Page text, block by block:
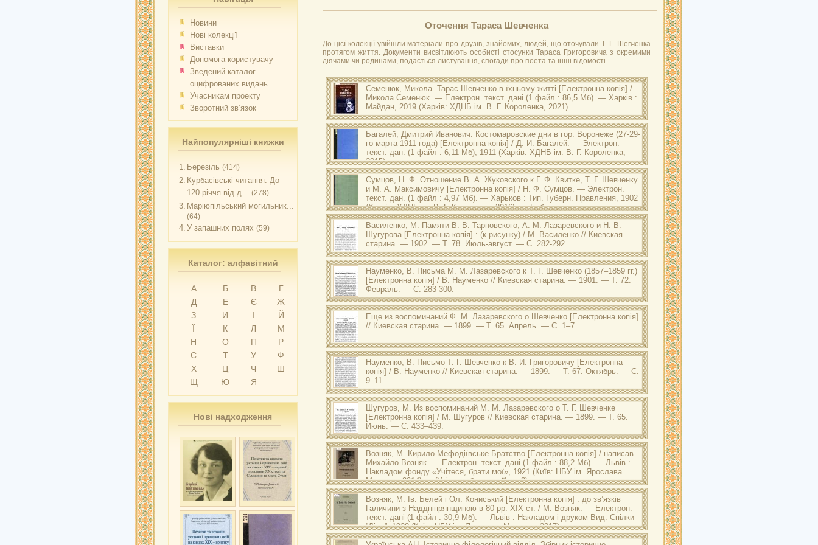
Новини
Нові колекції
Виставки
Допомога користувачу
Зведений каталог
оцифрованих видань
Учасникам проекту
Зворотний зв’язок
Найпопулярніші книжки
1. Березіль (414)
2. Курбасівські читання. До
120-річчя від д... (278)
3. Маріюпільський могильник...
(64)
4. У запашних полях (59)
Каталог: алфавітний
А Б В
Г
Д
Е Є
Ж
З
И І
Й
Ї
К Л
М
Н
О П
Р
С
Т У
Ф
Х
Ц Ч
Ш
Щ
Ю Я
Нові надходження
Оточення Тараса Шевченка
До цієї колекції увійшли матеріали про друзів, знайомих, людей, що оточували Т. Г. Шевченка
протягом життя. Документи висвітлюють особисті стосунки Тараса Григоровича з окремими
діячами чи родинами, подається листування, спогади про поета та інші відомості.
Семенюк, Микола. Тарас Шевченко в їхньому житті [Електронна копія] /
Микола Семенюк. — Електрон. текст. дані (1 файл : 86,5 Мб). — Харків :
Майдан, 2019 (Харків: ХДНБ ім. В. Г. Короленка, 2021).
Оригінал друкованого документу зберігається в ХДНБ ім. В. Г. Короленка: Семенюк М.
Тарас Шевченко в їхньому житті / Микола Семенюк. — Харків : Майдан, 2019. – 265 с. :
іл.
Багалей, Дмитрий Иванович. Костомаровские дни в гор. Воронеже (27-29-
го марта 1911 года) [Електронна копія] / Д. И. Багалей. — Электрон.
текст. дан. (1 файл : 6,11 Мб), 1911 (Харків: ХДНБ ім. В. Г. Короленка,
2015).
Оригінал друкованого документу зберігається в ХДНБ ім. В. Г. Короленка: Багалей Д.
И. Костомаровские дни в гор. Воронеже (27-29-го марта 1911 года) / Д. И. Багалей. –
Харьков : тип. ”Печат. дело”, 1911. – 12 с.
Сумцов, Н. Ф. Отношение В. А. Жуковского к Г. Ф. Квитке, Т. Г. Шевченку
и М. А. Максимовичу [Електронна копія] / Н. Ф. Сумцов. — Электрон.
текст. дан. (1 файл : 4,97 Мб). — Харьков : Тип. Губерн. Правления, 1902
(Харків: ХДНБ ім. В. Г. Короленка, 2016). — Библиогр. в подстроч.
примеч.
Оригінал друкованого документу зберігається в ХДНБ ім. В. Г. Короленка: Сумцов Н.
Ф. Отношение В. А. Жуковского к Г. Ф. Квитке, Т. Г. Шевченко и М. А. Максимовичу / Н.
Ф. Сумцов. – Харків : Тип. Губерн. Правления, 1902. – [2], 7 с.
Василенко, М. Памяти В. В. Тарновского, А. М. Лазаревского и Н. В.
Шугурова [Електронна копія] : (к рисунку) / М. Василенко // Киевская
старина. — 1902. — Т. 78. Июль-август. — С. 282-292.
Науменко, В. Письма М. М. Лазаревского к Т. Г. Шевченко (1857–1859 гг.)
[Електронна копія] / В. Науменко // Киевская старина. — 1901. — Т. 72.
Февраль. — С. 283-300.
Еще из воспоминаний Ф. М. Лазаревского о Шевченко [Електронна копія]
// Киевская старина. — 1899. — Т. 65. Апрель. — С. 1–7.
Науменко, В. Письмо Т. Г. Шевченко к В. И. Григоровичу [Електронна
копія] / В. Науменко // Киевская старина. — 1899. — Т. 67. Октябрь. — С.
9–11.
Шугуров, М. Из воспоминаний М. М. Лазаревского о Т. Г. Шевченке
[Електронна копія] / М. Шугуров // Киевская старина. — 1899. — Т. 65.
Июнь. — С. 433–439.
Возняк, М. Кирило-Мефодіївське Братство [Електронна копія] / написав
Михайло Возняк. — Електрон. текст. дані (1 файл : 88,2 Мб). — Львів :
Накладом фонду «Учітеся, брати мої», 1921 (Київ: НБУ ім. Ярослава
Мудрого, 2014). —(Учітеся, брати мої!; ч. 3).
Оригінал друкованого документу зберігається в НБУ ім. Ярослава Мудрого: Возняк М.
Кирило-Мефодіївське Братство / написав Михайло Возняк. — Львів : Накладом фонду
”Учітеся, брати мої”, 1921. – 238 с. – (Учітеся, брати мої! ; ч. 3).
Возняк, М. Ів. Белей і Ол. Кониський [Електронна копія] : до зв’язків
Галичини з Наддніпрянщиною в 80 рр. XIX ст. / М. Возняк. — Електрон.
текст. дані (1 файл : 30,9 Мб). — Львів : Накладом і друком Вид. Спілки
”Діло”, 1928 (Київ: НБУ ім. Ярослава Мудрого, 2017).
Оригінал друкованого документу зберігається в НБУ ім. Ярослава Мудрого: Возняк М.